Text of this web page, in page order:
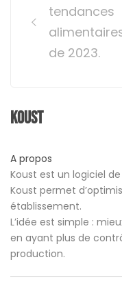
tendances
de 2023.
Koust
A propos
Koust est un logiciel
Koust permet
établissement.
L’idée est simple :
en ayant plus de
production.